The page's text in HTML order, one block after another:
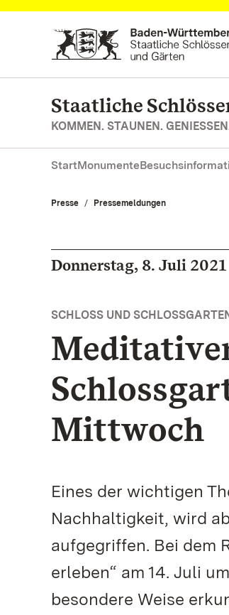
Zum Hauptinhalt springen
Staatliche
KOMMEN. STAUNEN.
StartMonumente
Presse Pressemeldungen
Donnerstag, 8. Juli 2021
SCHLOSS UND
Mittwoch
Eines der wichtigen
Nachhaltigkeit, wird
aufgegriffen. Bei dem
erleben“ am 14. Juli
besondere Weise